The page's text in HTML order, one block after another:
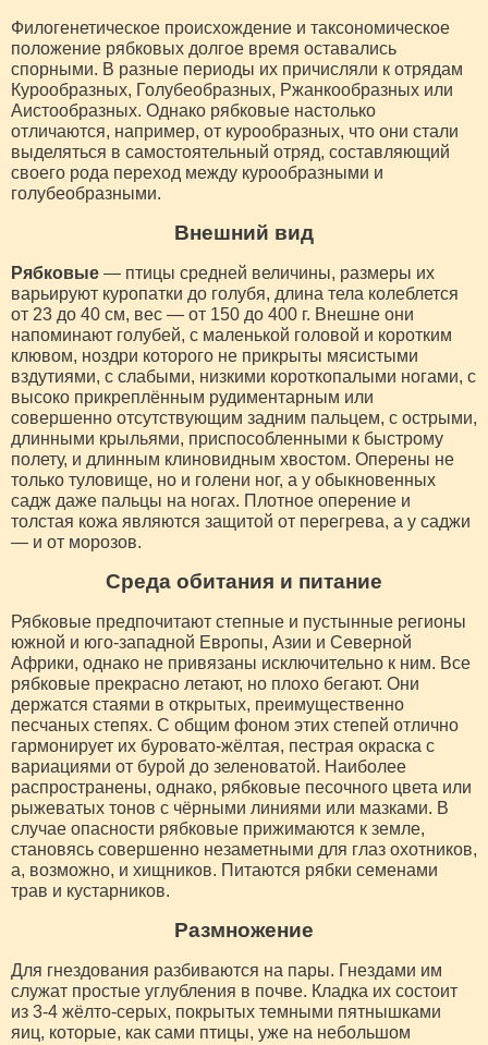
Филогенетическое происхождение и таксономическое
положение рябковых долгое время оставались
спорными. В разные периоды их причисляли к отрядам
Курообразных, Голубеобразных, Ржанкообразных или
Аистообразных. Однако рябковые настолько
отличаются, например, от курообразных, что они стали
выделяться в самостоятельный отряд, составляющий
своего рода переход между курообразными и
голубеобразными.
Внешний вид
Рябковые — птицы средней величины, размеры их
варьируют куропатки до голубя, длина тела колеблется
от 23 до 40 см, вес — от 150 до 400 г. Внешне они
напоминают голубей, с маленькой головой и коротким
клювом, ноздри которого не прикрыты мясистыми
вздутиями, с слабыми, низкими короткопалыми ногами, с
высоко прикреплённым рудиментарным или
совершенно отсутствующим задним пальцем, с острыми,
длинными крыльями, приспособленными к быстрому
полету, и длинным клиновидным хвостом. Оперены не
только туловище, но и голени ног, а у обыкновенных
садж даже пальцы на ногах. Плотное оперение и
толстая кожа являются защитой от перегрева, а у саджи
— и от морозов.
Среда обитания и питание
Рябковые предпочитают степные и пустынные регионы
южной и юго-западной Европы, Азии и Северной
Африки, однако не привязаны исключительно к ним. Все
рябковые прекрасно летают, но плохо бегают. Они
держатся стаями в открытых, преимущественно
песчаных степях. С общим фоном этих степей отлично
гармонирует их буровато-жёлтая, пестрая окраска с
вариациями от бурой до зеленоватой. Наиболее
распространены, однако, рябковые песочного цвета или
рыжеватых тонов с чёрными линиями или мазками. В
случае опасности рябковые прижимаются к земле,
становясь совершенно незаметными для глаз охотников,
а, возможно, и хищников. Питаются рябки семенами
трав и кустарников.
Размножение
Для гнездования разбиваются на пары. Гнездами им
служат простые углубления в почве. Кладка их состоит
из 3-4 жёлто-серых, покрытых темными пятнышками
яиц, которые, как сами птицы, уже на небольшом